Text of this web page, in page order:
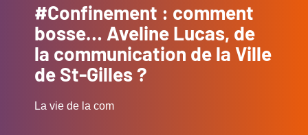
#Confinement : comment
bosse… Aveline Lucas, de
la communication de la Ville
de St-Gilles ?
La vie de la com